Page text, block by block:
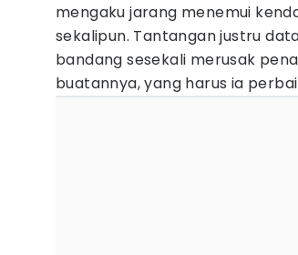
mengaku jarang menemui
sekalipun. Tantangan justru
bandang sesekali merusak
buatannya, yang harus ia